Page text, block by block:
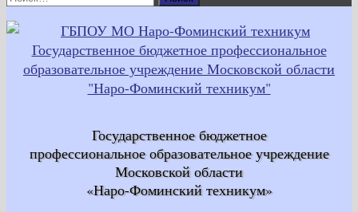
Государственное бюджетное
профессиональное образовательное учреждение
Московской области
«Наро-Фоминский техникум»